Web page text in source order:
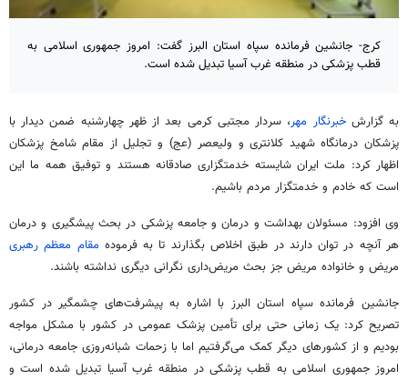
کرج- جانشین فرمانده سپاه استان البرز گفت: امروز جمهوری اسلامی به
قطب پزشکی در منطقه غرب آسیا تبدیل شده است.
به گزارشخبرنگار مهر، سردار مجتبی کرمی بعد از ظهر چهارشنبه ضمن دیدار با
پزشکان درمانگاه شهید کلانتری و ولیعصر (عج) و تجلیل از مقام شامخ پزشکان
اظهار کرد: ملت ایران شایسته خدمتگزاری صادقانه هستند و توفیق همه ما این
است که خادم و خدمتگزار مردم باشیم.
وی افزود: مسئولان بهداشت و درمان و جامعه پزشکی در بحث پیشگیری و درمان
هر آنچه در توان دارند در طبق اخلاص بگذارند تا به فرموده مقام معظم رهبری
مریض و خانواده مریض جز بحث مریض‌داری نگرانی دیگری نداشته باشند.
جانشین فرمانده سپاه استان البرز با اشاره به پیشرفت‌های چشمگیر در کشور
تصریح کرد: یک زمانی حتی برای تأمین پزشک عمومی در کشور با مشکل مواجه
بودیم و از کشورهای دیگر کمک می‌گرفتیم اما با زحمات شبانه‌روزی جامعه درمانی،
امروز جمهوری اسلامی به قطب پزشکی در منطقه غرب آسیا تبدیل شده است و